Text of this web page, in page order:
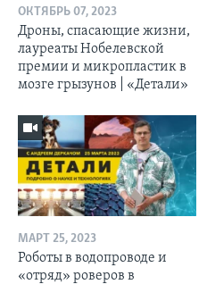
ОКТЯБРЬ 07, 2023
Дроны, спасающие жизни,
лауреаты Нобелевской
премии и микропластик в
мозге грызунов | «Детали»
МАРТ 25, 2023
Роботы в водопроводе и
«отряд» роверов в